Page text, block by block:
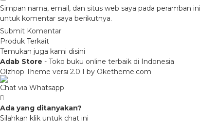
Simpan nama, email, dan situs web saya pada peramban ini
untuk komentar saya berikutnya.
Produk Terkait
Temukan juga kami disini
Adab Store - Toko buku online terbaik di Indonesia
Olzhop Theme versi 2.0.1 by Oketheme.com
Chat via Whatsapp
Ada yang ditanyakan?
Silahkan klik untuk chat ini